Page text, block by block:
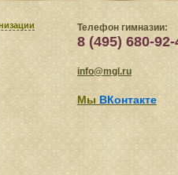
Телефон гимназии:
8 (495) 680-92-
info@mgl.ru
Мы ВКонтакте